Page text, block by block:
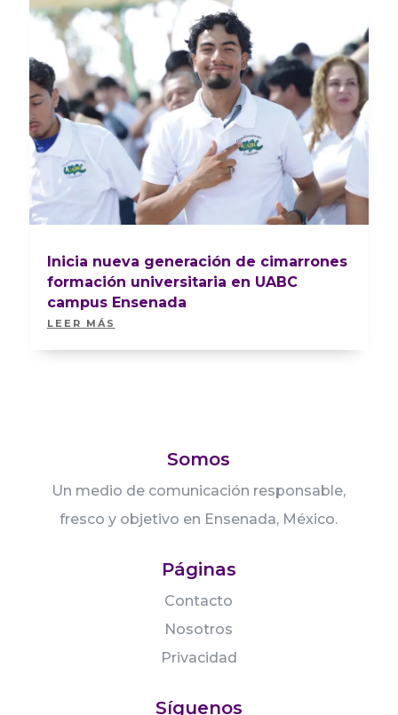
Inicia nueva generación de cimarrones
formación universitaria en UABC
campus Ensenada
LEER MÁS
Somos
Un medio de comunicación responsable,
fresco y objetivo en Ensenada, México.
Páginas
Contacto
Nosotros
Privacidad
Síguenos